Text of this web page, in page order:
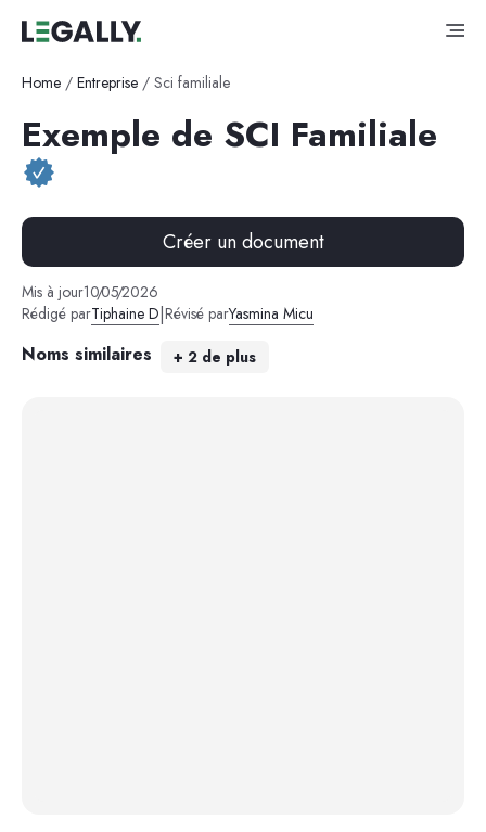
Home / Entreprise / Sci familiale
Exemple de SCI Familiale
Créer un document
Mis à jour10/05/2026
Rédigé parTiphaine D|Révisé parYasmina Micu
Noms similaires + 2 de plus